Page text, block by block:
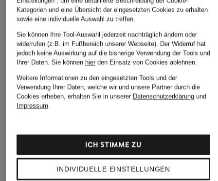
Kategorien und eine Übersicht der eingesetzten Cookies zu erhalten
sowie eine individuelle Auswahl zu treffen.
Sie können Ihre Tool-Auswahl jederzeit nachträglich ändern oder
widerrufen (z.B. im Fußbereich unserer Webseite). Der Widerruf hat
jedoch keine Auswirkung auf die bisherige Verwendung der Tools und
Ihrer Daten. Sie können hierden Einsatz von Cookies ablehnen.
Weitere Informationen zu den eingesetzten Tools und der
Verwendung Ihrer Daten, welche wir und unsere Partner durch die
Cookies erheben, erhalten Sie in unserer Datenschutzerklärungund
Impressum.
INDIVIDUELLE EINSTELLUNGEN
ICH STIMME ZU